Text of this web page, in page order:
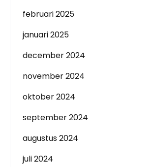
februari 2025
januari 2025
december 2024
november 2024
oktober 2024
september 2024
augustus 2024
juli 2024